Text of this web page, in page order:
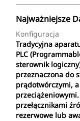
Najważniejsze
Konfiguracja
Tradycyjna
PLC
sterownik
przeznaczona do
prądotwórczymi,
przełącznikami
rezerwowe lub